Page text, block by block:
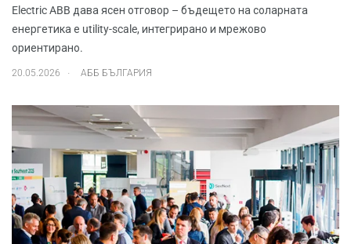
Electric ABB дава ясен отговор – бъдещето на соларната
енергетика е utility-scale, интегрирано и мрежово
ориентирано.
20.05.2026 АББ БЪЛГАРИЯ